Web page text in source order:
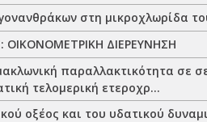
στη μικροχλωρίδα
ΟΙΚΟΝΟΜΕΤΡΙΚΗ ΔΙΕΡΕΥΝΗΣΗ
παραλλακτικότητα σε
τελομερική ετεροχρ...
οξέος και του υδατικού